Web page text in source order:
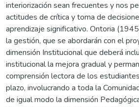
interiorización sean frecuentes y nos
actitudes de crítica y toma de
aprendizaje significativo. Ontoria
la gestión, que se abordarán con el
dimensión Institucional que deberá
institucional la mejora gradual y
comprensión lectora de los
plazo, involucrando a toda la
de igual modo la dimensión